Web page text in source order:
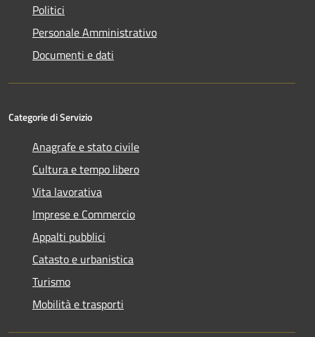
Politici
Personale Amministrativo
Documenti e dati
Categorie di Servizio
Anagrafe e stato civile
Cultura e tempo libero
Vita lavorativa
Imprese e Commercio
Appalti pubblici
Catasto e urbanistica
Turismo
Mobilità e trasporti